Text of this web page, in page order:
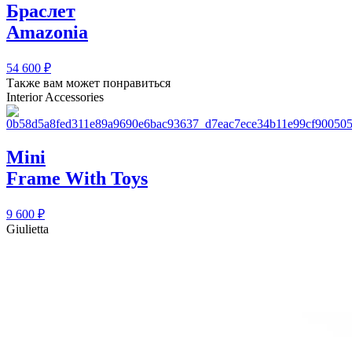
Браслет
Amazonia
54 600 ₽
Также вам может понравиться
Interior Accessories
Mini
Frame With Toys
9 600 ₽
Giulietta